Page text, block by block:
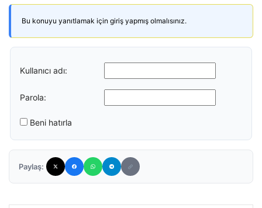
Bu konuyu yanıtlamak için giriş yapmış olmalısınız.
Kullanıcı adı:
Parola:
Beni hatırla
Paylaş: